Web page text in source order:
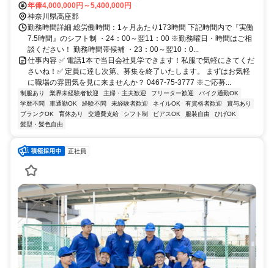
年俸4,000,000円～5,400,000円
神奈川県高座郡
勤務時間詳細 総労働時間：1ヶ月あたり173時間 下記時間内で『実働
7.5時間』のシフト制 ・24：00～翌11：00 ※勤務曜日・時間はご相
談ください！ 勤務時間帯候補 ・23：00～翌10：0...
仕事内容 ✅ 電話1本で当日会社見学できます！私服で気軽にきてくだ
さいね！✅ 定員に達し次第、募集を終了いたします。 まずはお気軽
に職場の雰囲気を見に来ませんか？ 0467-75-3777 ※ご応募...
制服あり 業界未経験者歓迎 主婦・主夫歓迎 フリーター歓迎
バイク通勤OK
学歴不問
車通勤OK 経験不問 未経験者歓迎 ネイルOK 有資格者歓迎
賞与あり
ブランクOK
育休あり 交通費支給 シフト制 ピアスOK 服装自由
ひげOK
髪型・髪色自由
正社員